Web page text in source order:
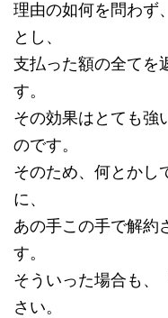
理由の如何を問わず
とし、
支払った額の全てを
す。
その効果はとても強
のです。
そのため、何とかし
に、
あの手この手で解約
す。
そういった場合も、
さい。